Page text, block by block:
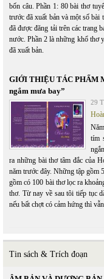
bốn câu. Phần 1: 80 bài thơ
trước đã xuất bản và một số bài
đã được đăng tải trên các trang
nước. Phần 2 là những khổ thơ
đã xuất bản.
GIỚI THIỆU TÁC PHẨM
ngắm mưa bay”
29
tím
ra những bài thơ tâm đắc của
năm trước đây. Những tập gồm
gồm có 100 bài thơ lọc ra
thơ. Từ nay về sau tôi tiếp tục
nếu bất chợt có cảm hứng thì
Tin sách & Trích đoạn